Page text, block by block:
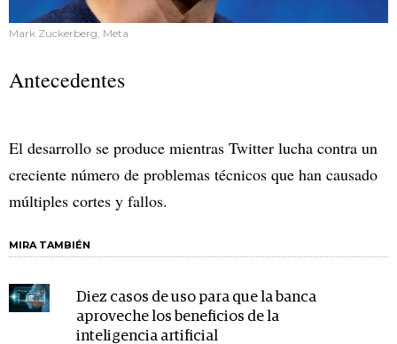
Mark Zuckerberg, Meta
Antecedentes
El desarrollo se produce mientras Twitter lucha contra un
creciente número de problemas técnicos que han causado
múltiples cortes y fallos.
MIRA TAMBIÉN
Diez casos de uso para que la banca
aproveche los beneficios de la
inteligencia artificial